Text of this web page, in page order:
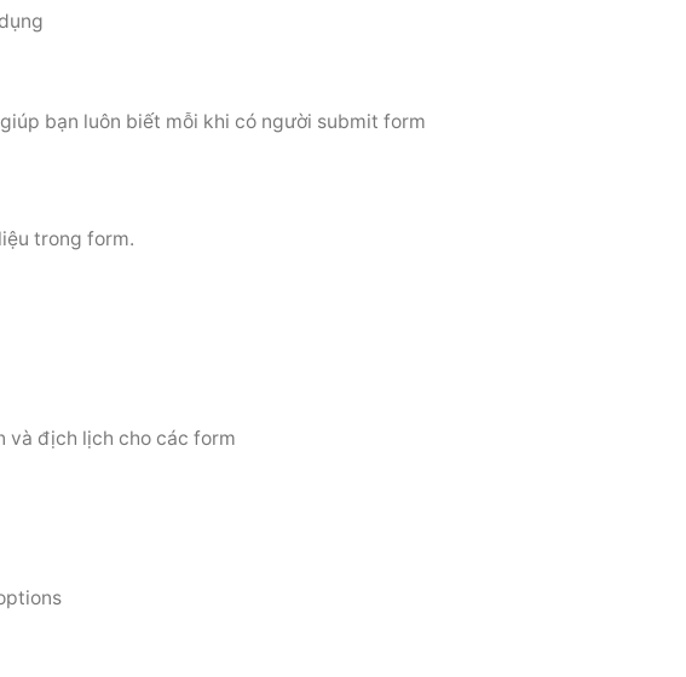
bạn luôn biết mỗi khi có người submit form
trong form.
và địch lịch cho các form